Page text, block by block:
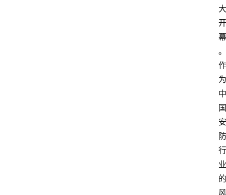
大
开
幕
。
作
为
中
国
安
防
行
业
的
风